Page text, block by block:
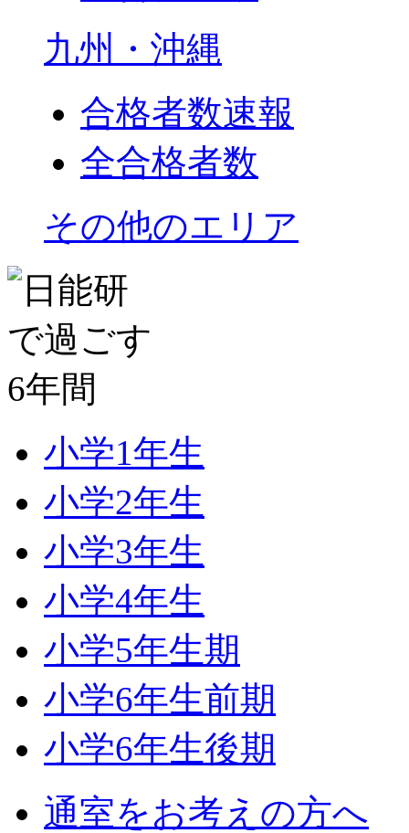
九州・沖縄
合格者数速報
全合格者数
その他のエリア
小学1年生
小学2年生
小学3年生
小学4年生
小学5年生期
小学6年生前期
小学6年生後期
通室をお考えの方へ